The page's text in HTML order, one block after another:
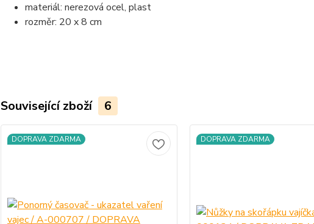
materiál: nerezová ocel, plast
rozměr: 20 x 8 cm
Související zboží 6
DOPRAVA ZDARMA DOPRAVA ZDARMA